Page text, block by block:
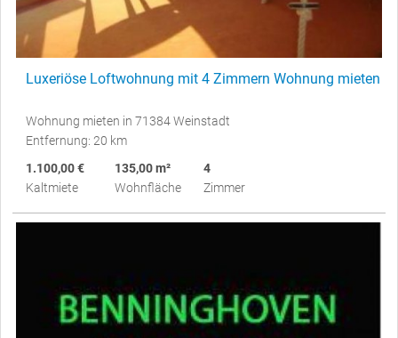
Luxeriöse Loftwohnung mit 4 Zimmern Wohnung mieten
Wohnung mieten in 71384 Weinstadt
Entfernung: 20 km
1.100,00 €
Kaltmiete
135,00 m²
Wohnfläche
4
Zimmer